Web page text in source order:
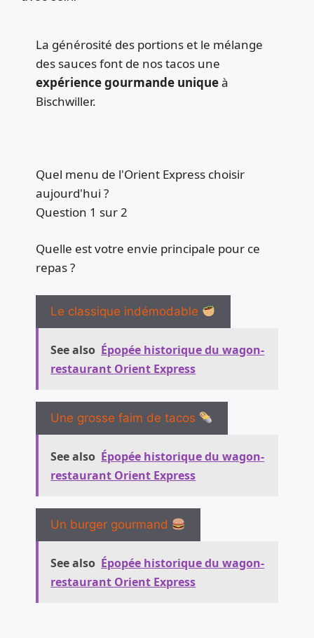
La générosité des portions et le mélange
des sauces font de nos tacos une
expérience gourmande uniqueà
Bischwiller.
Quel menu de l'Orient Express choisir
aujourd'hui ?
Question 1 sur 2
Quelle est votre envie principale pour ce
repas ?
Le classique indémodable
See also Épopée historique du wagon-
restaurant Orient Express
Une grosse faim de tacos
See also Épopée historique du wagon-
restaurant Orient Express
Un burger gourmand
See also Épopée historique du wagon-
restaurant Orient Express